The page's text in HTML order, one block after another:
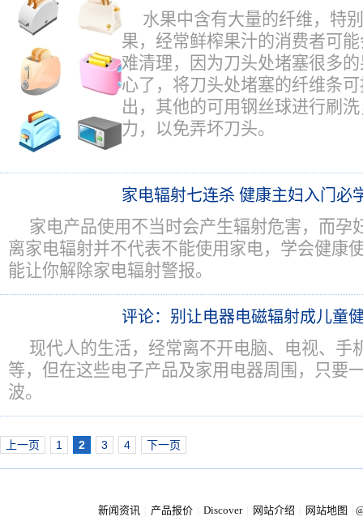
水果中含有大量的纤维，特
果，经常鲜榨果汁的消费者可
难清理，因为刀头处堵塞很多
心了，将刀头处堵塞的纤维条
出，其他的可用钢丝球进行刷
力，以免弄坏刀头。
家电辐射七连杀 健康主妇入门必
家电产品使用不当时会产生辐射危害，而孕
离家电辐射并不代表不能使用家电，学会健康
能让你解除家电辐射警报。
评论：别让电器电磁辐射成儿童
现代人的生活，经常离不开电脑、电视、手
等，但在这些电子产品及家用电器周围，只要
波。
上一页 1 2 3 4 下一页
新闻资讯 产品报价 Discover 网站介绍 网站地图